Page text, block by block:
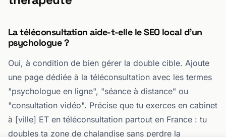
La téléconsultation aide-t-elle le SEO local d'un
psychologue ?
Oui, à condition de bien gérer la double cible. Ajoute
une page dédiée à la téléconsultation avec les termes
"psychologue en ligne", "séance à distance" ou
"consultation vidéo". Précise que tu exerces en cabinet
à [ville] ET en téléconsultation partout en France : tu
doubles ta zone de chalandise sans perdre la